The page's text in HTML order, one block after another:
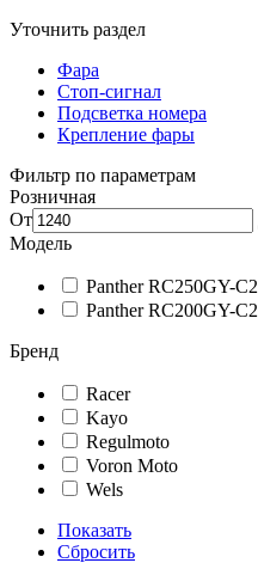
Уточнить раздел
Фара
Стоп-сигнал
Подсветка номера
Крепление фары
Фильтр по параметрам
Розничная
От
Модель
Panther RC250GY-C2
Panther RC200GY-C2
Бренд
Racer
Kayo
Regulmoto
Voron Moto
Wels
Показать
Сбросить